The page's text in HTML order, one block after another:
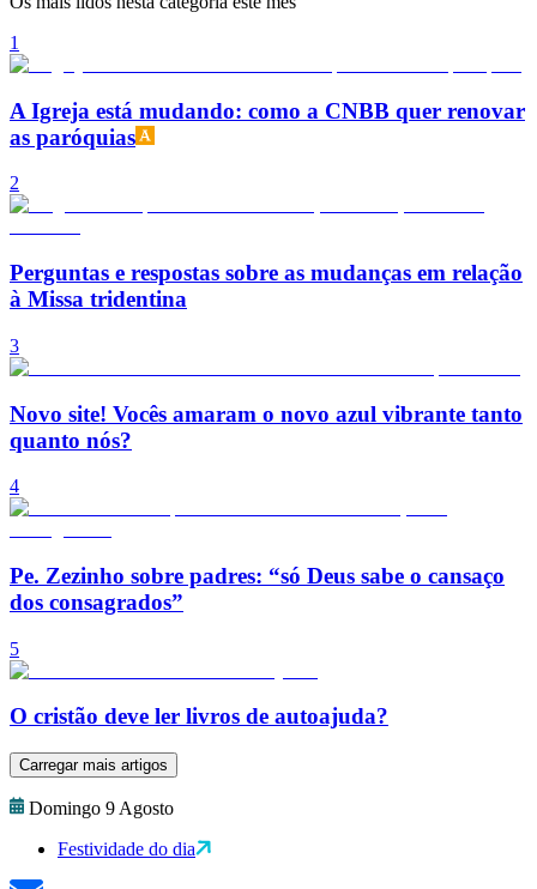
1
A Igreja está mudando: como a CNBB quer renovar
as paróquias
2
Perguntas e respostas sobre as mudanças em relação
à Missa tridentina
3
Novo site! Vocês amaram o novo azul vibrante tanto
quanto nós?
4
Pe. Zezinho sobre padres: “só Deus sabe o cansaço
dos consagrados”
5
O cristão deve ler livros de autoajuda?
Carregar mais artigos
Domingo 9 Agosto
Festividade do dia